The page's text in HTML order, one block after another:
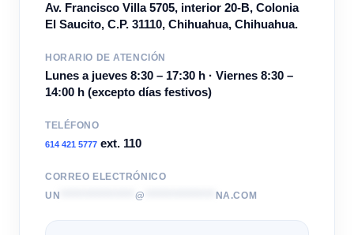
Av. Francisco Villa 5705, interior 20-B, Colonia
El Saucito, C.P. 31110, Chihuahua, Chihuahua.
HORARIO DE ATENCIÓN
Lunes a jueves 8:30 – 17:30 h · Viernes 8:30 –
14:00 h (excepto días festivos)
TELÉFONO
614 421 5777 ext. 110
CORREO ELECTRÓNICO
UN
@ NA.COM